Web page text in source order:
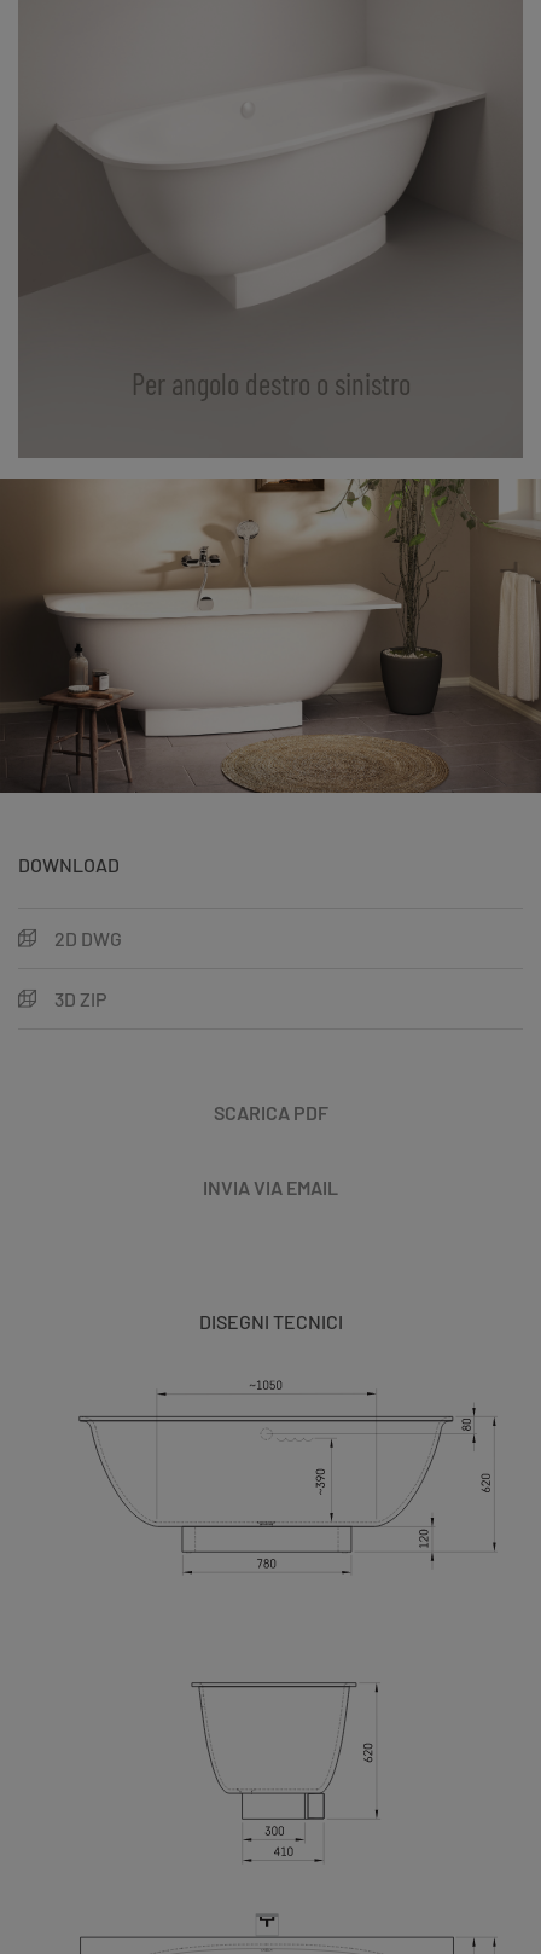
Per angolo destro o sinistro
DOWNLOAD
2D DWG
3D ZIP
SCARICA PDF
INVIA VIA EMAIL
DISEGNI TECNICI